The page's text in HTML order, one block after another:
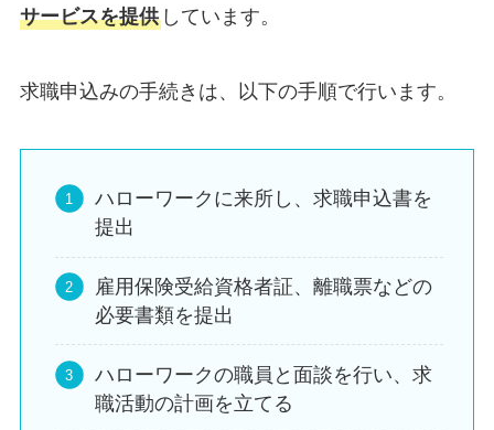
サービスを提供しています。
求職申込みの手続きは、以下の手順で行います。
ハローワークに来所し、求職申込書を
提出
雇用保険受給資格者証、離職票などの
必要書類を提出
ハローワークの職員と面談を行い、求
職活動の計画を立てる